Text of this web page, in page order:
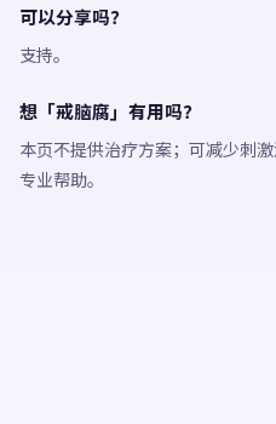
可以分享吗？
支持。
想「戒脑腐」有用吗？
本页不提供治疗方案；可减少刺
专业帮助。